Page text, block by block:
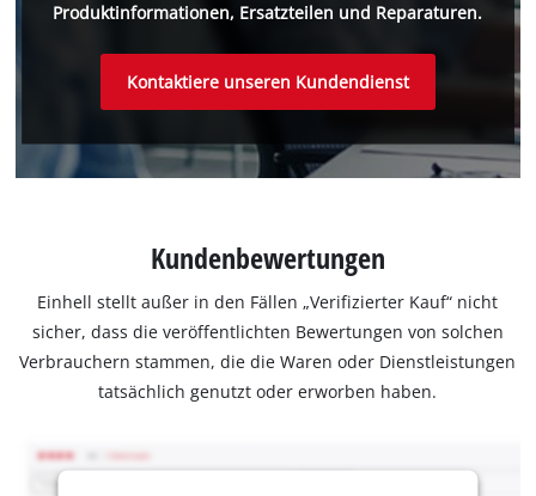
Produktinformationen, Ersatzteilen und Reparaturen.
Kontaktiere unseren Kundendienst
Kundenbewertungen
Einhell stellt außer in den Fällen „Verifizierter Kauf“ nicht
sicher, dass die veröffentlichten Bewertungen von solchen
Verbrauchern stammen, die die Waren oder Dienstleistungen
tatsächlich genutzt oder erworben haben.